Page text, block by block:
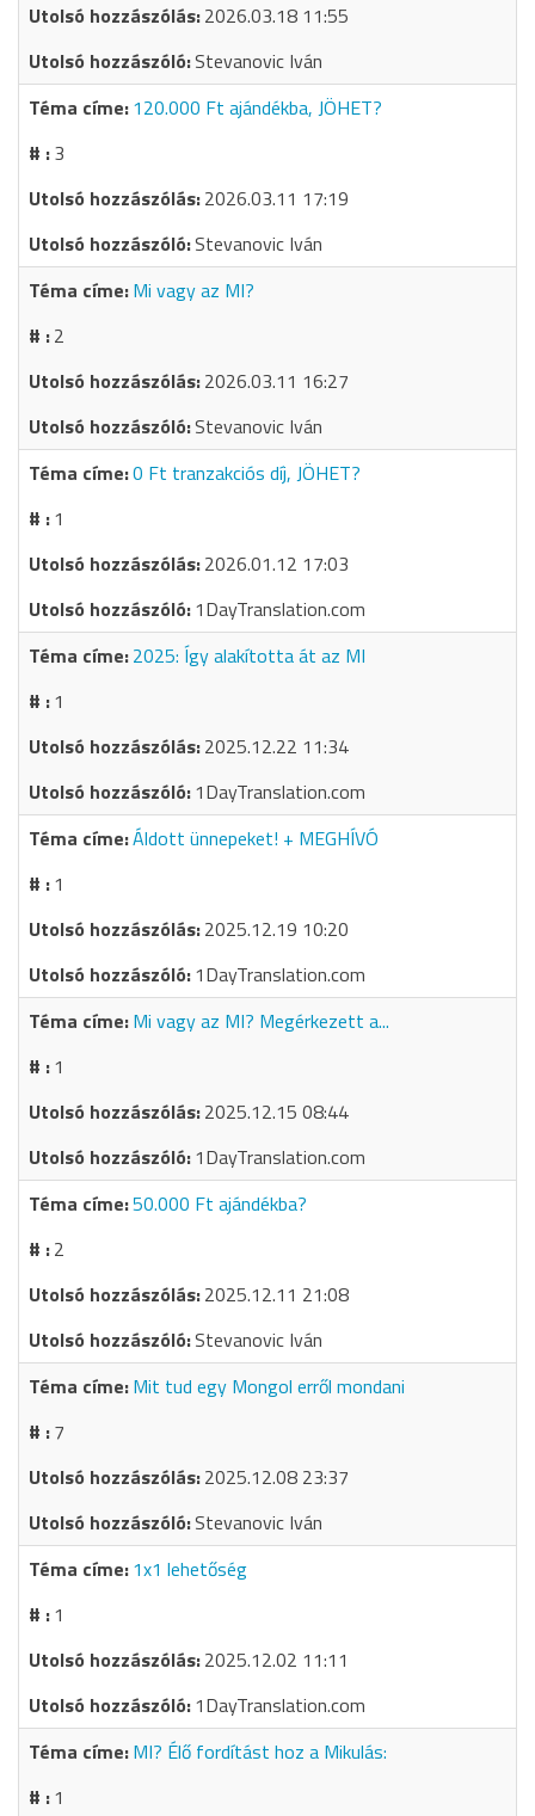
2026.03.18 11:55
Stevanovic Iván
120.000 Ft ajándékba, JÖHET?
3
2026.03.11 17:19
Stevanovic Iván
Mi vagy az MI?
2
2026.03.11 16:27
Stevanovic Iván
0 Ft tranzakciós díj, JÖHET?
1
2026.01.12 17:03
1DayTranslation.com
2025: Így alakította át az MI
1
2025.12.22 11:34
1DayTranslation.com
Áldott ünnepeket! + MEGHÍVÓ
1
2025.12.19 10:20
1DayTranslation.com
Mi vagy az MI? Megérkezett a...
1
2025.12.15 08:44
1DayTranslation.com
50.000 Ft ajándékba?
2
2025.12.11 21:08
Stevanovic Iván
Mit tud egy Mongol erről mondani
7
2025.12.08 23:37
Stevanovic Iván
1x1 lehetőség
1
2025.12.02 11:11
1DayTranslation.com
MI? Élő fordítást hoz a Mikulás:
1